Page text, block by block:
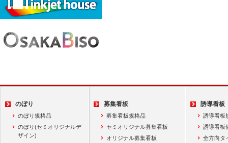
のぼり
のぼり規格品
のぼり(セミオリジナルデ
ザイン)
募集看板
募集看板規格品
セミオリジナル募集看板
オリジナル募集看板
誘導看板
誘導看板
誘導看板
全方向タ